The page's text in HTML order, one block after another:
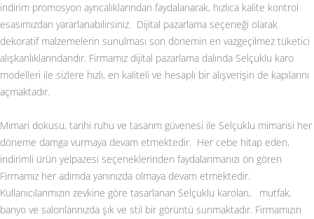
indirim promosyon ayrıcalıklarından faydalanarak, hızlıca kalite kontrol
esasımızdan yararlanabilirsiniz. Dijital pazarlama seçeneği olarak
dekoratif malzemelerin sunulması son dönemin en vazgeçilmez tüketici
alışkanlıklarındandır. Firmamız dijital pazarlama dalında Selçuklu karo
modelleri ile sizlere hızlı, en kaliteli ve hesaplı bir alışverişin de kapılarını
açmaktadır.
Mimari dokusu, tarihi ruhu ve tasarım güvenesi ile Selçuklu mimarisi her
döneme damga vurmaya devam etmektedir. Her cebe hitap eden,
indirimli ürün yelpazesi seçeneklerinden faydalanmanızı ön gören
Firmamız her adımda yanınızda olmaya devam etmektedir.
Kullanıcılarımızın zevkine göre tasarlanan Selçuklu karoları, mutfak,
banyo ve salonlarınızda şık ve stil bir görüntü sunmaktadır. Firmamızın